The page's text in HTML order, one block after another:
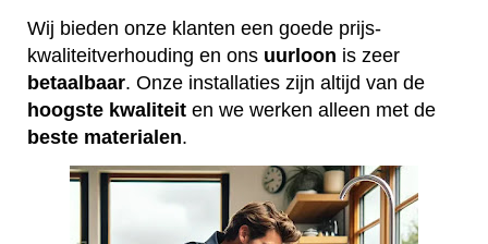
Wij bieden onze klanten een goede prijs-
kwaliteitverhouding en ons uurloon is zeer
betaalbaar. Onze installaties zijn altijd van de
hoogste kwaliteit en we werken alleen met de
beste materialen.